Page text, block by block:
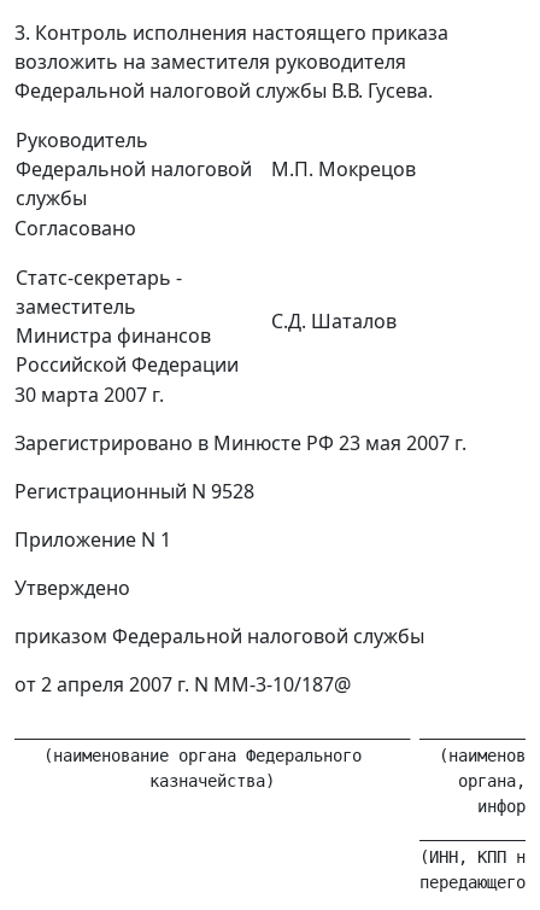
3. Контроль исполнения настоящего приказа
возложить на заместителя руководителя
Федеральной налоговой службы В.В. Гусева.
Руководитель
Федеральной налоговой
службы
М.П. Мокрецов
Согласовано
Статс-секретарь -
заместитель
Министра финансов
Российской Федерации
С.Д. Шаталов
30 марта 2007 г.
Зарегистрировано в Минюсте РФ 23 мая 2007 г.
Регистрационный N 9528
Приложение N 1
Утверждено
приказом Федеральной налоговой службы
от 2 апреля 2007 г. N ММ-3-10/187@
(наименование органа Федерального
казначейства)                   органа,
(ИНН, КПП
передающего